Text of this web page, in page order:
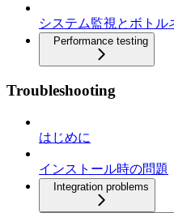
システム監視とボトル
Performance testing
Troubleshooting
はじめに
インストール時の問題
Integration problems